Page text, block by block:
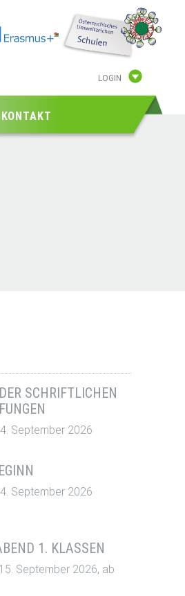
LOGIN
KONTAKT
SCHRIFTLICHEN
September 2026
September 2026
1. KLASSEN
September 2026, ab